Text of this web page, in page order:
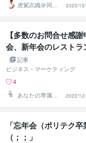
虎紫志織＠同じ
目線の『駆け込
み寺』
2023/
【多数のお問合せ感
会、新年会のレスト
記事
ビジネス・マーケティング
4
あなたの専属秘
書【オンライン
秘書】
2022/
「忘年会（ポリテク卒
（；；」